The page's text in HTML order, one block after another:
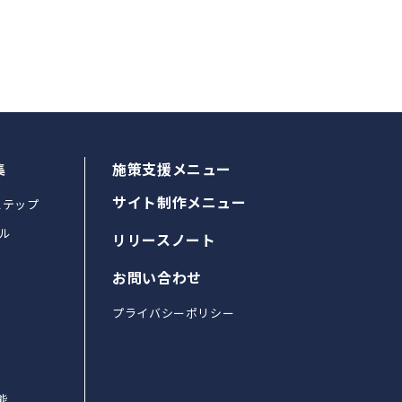
ップ
施策支援メニュー
サイト制作メニュー
リリースノート
お問い合わせ
プライバシーポリシー